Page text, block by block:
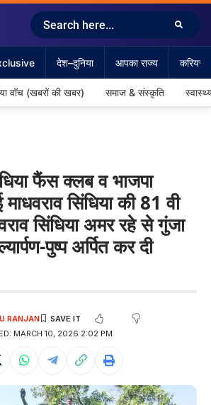
देश–दुनिया आपका राज्य करियर
वॉच (खबरों की खबर) समाज & संस्कृति
फैंस क्लब व भाजपा
सिंधिया की 81 वी
सिंधिया अमर रहे से गुंजा
पुष्प अर्पित कर दी
MARCH 10, 2026 2:02 PM
RANJAN